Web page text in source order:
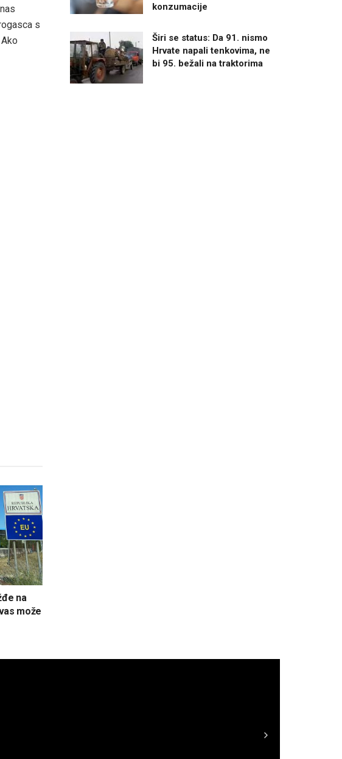
s
na
može
konzumacije
Širi se status: Da 91. nismo
Hrvate napali tenkovima, ne
bi 95. bežali na traktorima